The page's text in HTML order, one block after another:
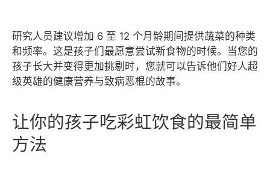
研究人员建议增加 6 至 12 个月龄期间提供蔬菜的种类
和频率。这是孩子们最愿意尝试新食物的时候。当您的
孩子长大并变得更加挑剔时，您就可以告诉他们好人超
级英雄的健康营养与致病恶棍的故事。
让你的孩子吃彩虹饮食的最简单
方法